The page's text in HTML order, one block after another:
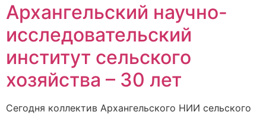
Архангельский научно-
исследовательский
институт сельского
хозяйства – 30 лет
Сегодня коллектив Архангельского НИИ сельского